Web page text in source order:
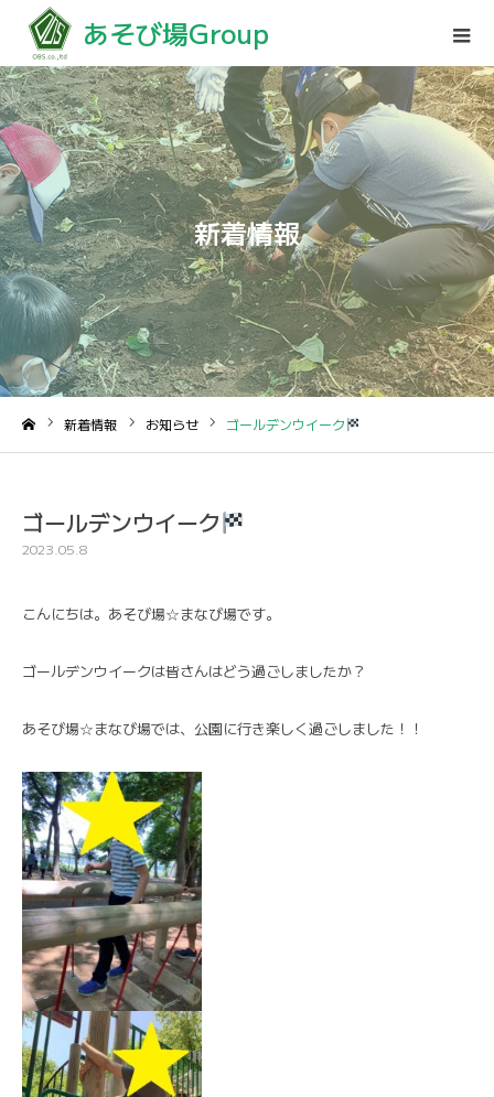
あそび場Group
新着情報
新着情報 お知らせ ゴールデンウイーク
ゴールデンウイーク
2023.05.8
こんにちは。あそび場☆まなび場です。
ゴールデンウイークは皆さんはどう過ごしましたか？
あそび場☆まなび場では、公園に行き楽しく過ごしました！！